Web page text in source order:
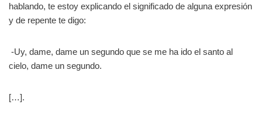
hablando, te estoy explicando el significado de alguna expresión
y de repente te digo:
-Uy, dame, dame un segundo que se me ha ido el santo al
cielo, dame un segundo.
[…].